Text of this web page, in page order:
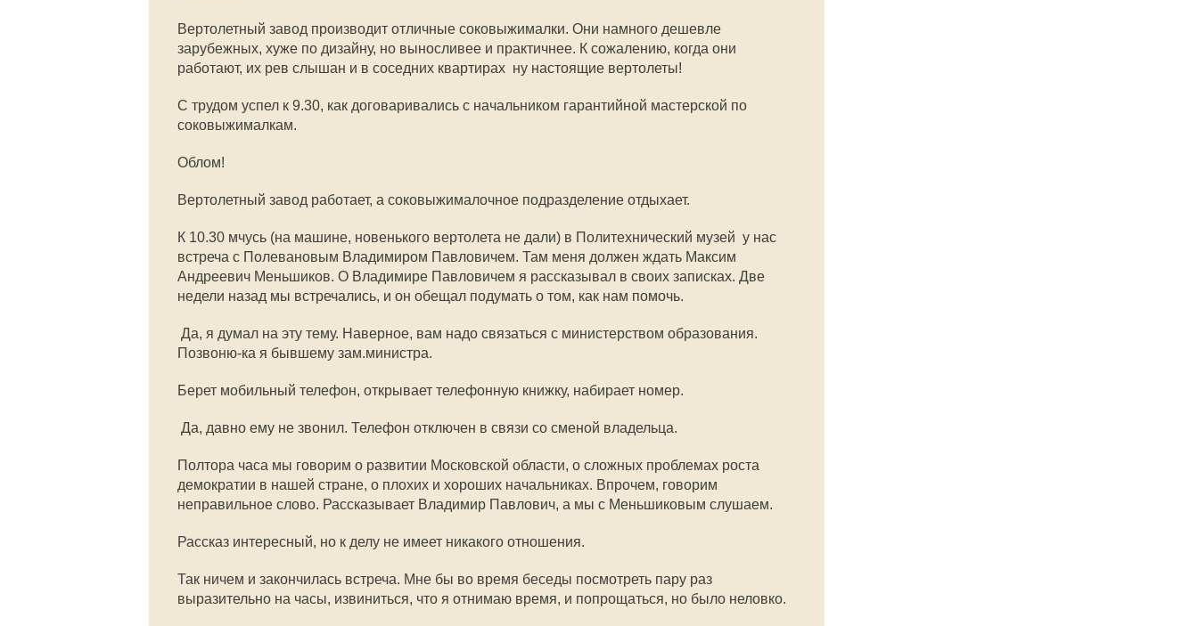
Вертолетный завод производит отличные соковыжималки. Они намного дешевле
зарубежных, хуже по дизайну, но выносливее и практичнее. К сожалению, когда они
работают, их рев слышан и в соседних квартирах  ну настоящие вертолеты!
С трудом успел к 9.30, как договаривались с начальником гарантийной мастерской по
соковыжималкам.
Облом!
Вертолетный завод работает, а соковыжималочное подразделение отдыхает.
К 10.30 мчусь (на машине, новенького вертолета не дали) в Политехнический музей  у нас
встреча с Полевановым Владимиром Павловичем. Там меня должен ждать Максим
Андреевич Меньшиков. О Владимире Павловичем я рассказывал в своих записках. Две
недели назад мы встречались, и он обещал подумать о том, как нам помочь.
 Да, я думал на эту тему. Наверное, вам надо связаться с министерством образования.
Позвоню-ка я бывшему зам.министра.
Берет мобильный телефон, открывает телефонную книжку, набирает номер.
 Да, давно ему не звонил. Телефон отключен в связи со сменой владельца.
Полтора часа мы говорим о развитии Московской области, о сложных проблемах роста
демократии в нашей стране, о плохих и хороших начальниках. Впрочем, говорим 
неправильное слово. Рассказывает Владимир Павлович, а мы с Меньшиковым слушаем.
Рассказ интересный, но к делу не имеет никакого отношения.
Так ничем и закончилась встреча. Мне бы во время беседы посмотреть пару раз
выразительно на часы, извиниться, что я отнимаю время, и попрощаться, но было неловко.